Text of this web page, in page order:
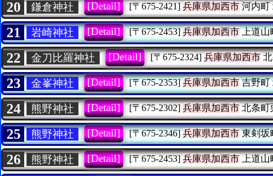
20 鎌倉神社 [Detail] [〒675-2421] 兵庫県加西市河内町
21 岩崎神社 [Detail] [〒675-2453] 兵庫県加西市上道山
22 金刀比羅神社 [Detail] [〒675-2324] 兵庫県加西市北
23 金峯神社 [Detail] [〒675-2353] 兵庫県加西市吉野町
24 熊野神社 [Detail] [〒675-2302] 兵庫県加西市北条町
25 熊野神社 [Detail] [〒675-2346] 兵庫県加西市東剣坂
26 熊野神社 [Detail] [〒675-2453] 兵庫県加西市上道山